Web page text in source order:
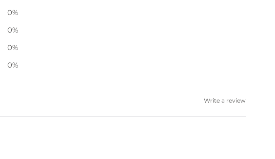
0%
0%
0%
0%
Write a review